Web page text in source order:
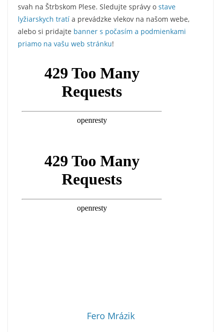
svah na Štrbskom Plese. Sledujte správy o stave
lyžiarskych tratí a prevádzke vlekov na našom webe,
alebo si pridajte banner s počasím a podmienkami
priamo na vašu web stránku!
Fero Mrázik